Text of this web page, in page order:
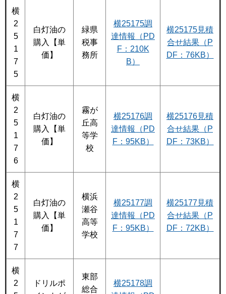
横
2
5
1
7
5
白灯油の
購入【単
価】
緑県
税事
務所
横25175調
達情報（PD
F：210K
B）
横25175見積
合せ結果（P
DF：76KB）
横
2
5
1
7
6
白灯油の
購入【単
価】
霧が
丘高
等学
校
横25176調
達情報（PD
F：95KB）
横25176見積
合せ結果（P
DF：73KB）
横
2
5
1
7
7
白灯油の
購入【単
価】
横浜
瀬谷
高等
学校
横25177調
達情報（PD
F：95KB）
横25177見積
合せ結果（P
DF：72KB）
横
2
ドリルポ
東部
総合
横25178調